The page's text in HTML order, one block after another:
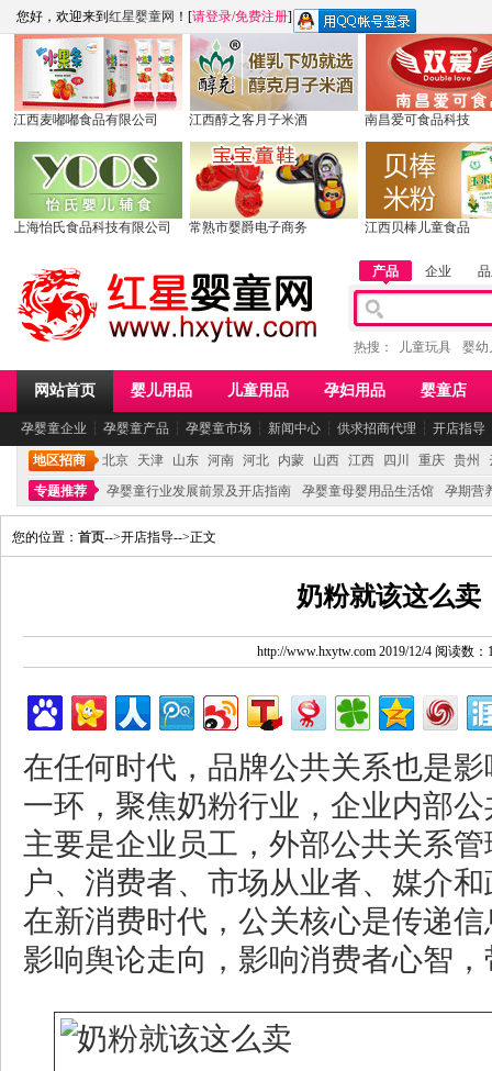
您好，欢迎来到 红星婴童网 ！[请登录/免费注册]
江西麦嘟嘟食品有限公司 江西醇之客月子米酒 南昌爱可食品科技
上海怡氏食品科技有限公司 常熟市婴爵电子商务 江西贝棒儿童食品
产品 企业
热搜： 儿童玩具 婴幼
网站首页 婴儿用品 儿童用品 孕妇用品 婴童店
孕婴童企业 ┆ 孕婴童产品 ┆ 孕婴童市场 ┆ 新闻中心 ┆ 供求招商代理 ┆ 开店指导
地区招商 北京 天津 山东 河南 河北 内蒙 山西 江西 四川 重庆 贵州
专题推荐
孕婴童行业发展前景及开店指南 孕婴童母婴用品生活馆 孕期营
您的位置： 首页-->开店指导-->正文
奶粉就该这么卖
http://www.hxytw.com 2019/12/4 阅读数：
在任何时代，品牌公共关系也是
一环，聚焦奶粉行业，企业内部
主要是企业员工，外部公共关系
户、消费者、市场从业者、媒介
在新消费时代，公关核心是传递
影响舆论走向，影响消费者心智